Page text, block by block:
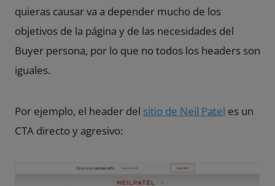
quieras causar va a depender mucho de los
objetivos de la página y de las necesidades del
Buyer persona, por lo que no todos los headers son
iguales.
Por ejemplo, el header del sitio de Neil Patel es un
CTA directo y agresivo: